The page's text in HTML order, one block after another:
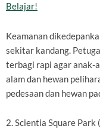
Belajar!
Keamanan
sekitar kandang.
terbagi rapi agar anak-
alam dan hewan
pedesaan dan hewan
2. Scientia Square Park